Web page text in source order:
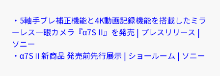
・5軸手ブレ補正機能と4K動画記録機能を搭載したミラ
ーレス一眼カメラ『α7S II』を発売 | プレスリリース |
ソニー
・α7SⅡ新商品 発売前先行展示 | ショールーム | ソニー